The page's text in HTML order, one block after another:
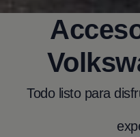
Todo listo para